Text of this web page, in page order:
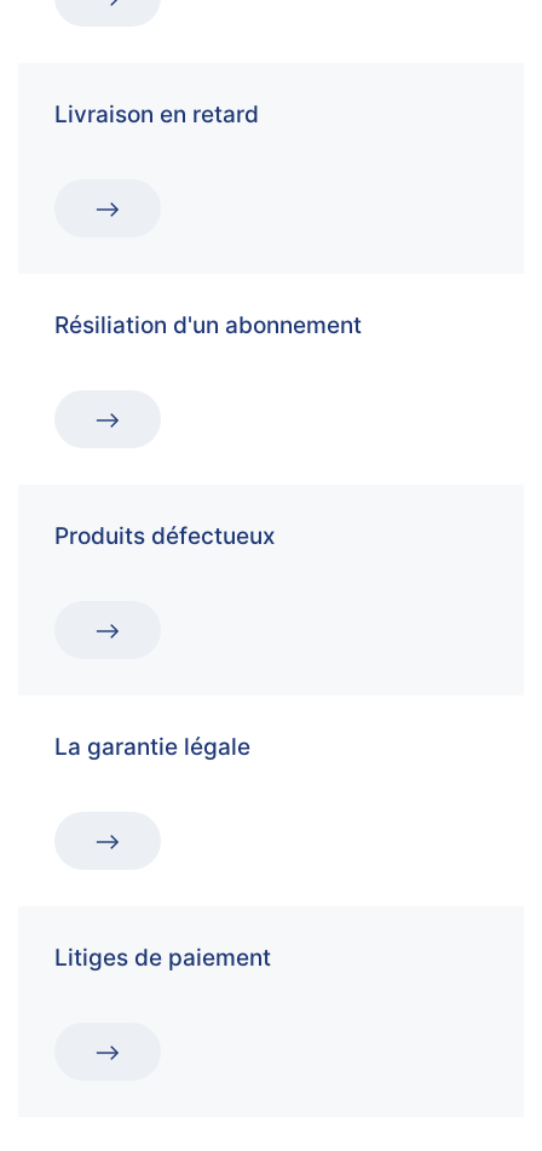
Livraison en retard
Résiliation d'un abonnement
Produits défectueux
La garantie légale
Litiges de paiement